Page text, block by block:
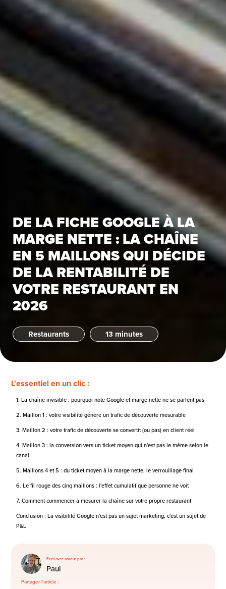
DE LA FICHE GOOGLE À LA
MARGE NETTE : LA CHAÎNE
EN 5 MAILLONS QUI DÉCIDE
DE LA RENTABILITÉ DE
VOTRE RESTAURANT EN
2026
Restaurants 13 minutes
L'essentiel en un clic :
1. La chaîne invisible : pourquoi note Google et marge nette ne se parlent pas
2. Maillon 1 : votre visibilité génère un trafic de découverte mesurable
3. Maillon 2 : votre trafic de découverte se convertit (ou pas) en client réel
4. Maillon 3 : la conversion vers un ticket moyen qui n'est pas le même selon le
canal
5. Maillons 4 et 5 : du ticket moyen à la marge nette, le verrouillage final
6. Le fil rouge des cinq maillons : l'effet cumulatif que personne ne voit
7. Comment commencer à mesurer la chaîne sur votre propre restaurant
Conclusion : La visibilité Google n'est pas un sujet marketing, c'est un sujet de
P&L
Ecrit avec amour par :
Paul
Partager l'article :